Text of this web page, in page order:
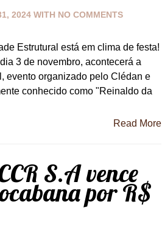
2024 WITH NO COMMENTS
Estrutural está em clima de festa!
3 de novembro, acontecerá a
evento organizado pelo Clédan e
conhecido como "Reinaldo da
Read More
S.A vence
por R$